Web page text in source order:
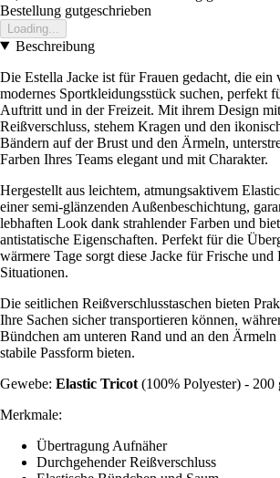
Bestellung gutgeschrieben
Loading...
Beschreibung
Die Estella Jacke ist für Frauen gedacht, die ein
modernes Sportkleidungsstück suchen, perfekt
Auftritt und in der Freizeit. Mit ihrem Design
Reißverschluss, stehem Kragen und den
Bändern auf der Brust und den Ärmeln,
Farben Ihres Teams elegant und mit Charakter.
Hergestellt aus leichtem, atmungsaktivem
einer semi-glänzenden Außenbeschichtung,
lebhaften Look dank strahlender Farben und
antistatische Eigenschaften. Perfekt für die
wärmere Tage sorgt diese Jacke für Frische
Situationen.
Die seitlichen Reißverschlusstaschen bieten
Ihre Sachen sicher transportieren können,
Bündchen am unteren Rand und an den Ärmeln
stabile Passform bieten.
Gewebe: Elastic Tricot (100% Polyester) - 200
Merkmale:
Übertragung Aufnäher
Durchgehender Reißverschluss